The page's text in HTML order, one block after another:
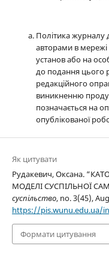
Політика журналу
авторами в
установ або на
до подання цього
редакційного
виникненню
позначається на
опублікованої
Як цитувати
Рудакевич, Оксана.
МОДЕЛІ СУСПІЛЬНОЇ
суспільство, no. 3(45),
https://pis.wunu.edu.ua/
Формати цитування